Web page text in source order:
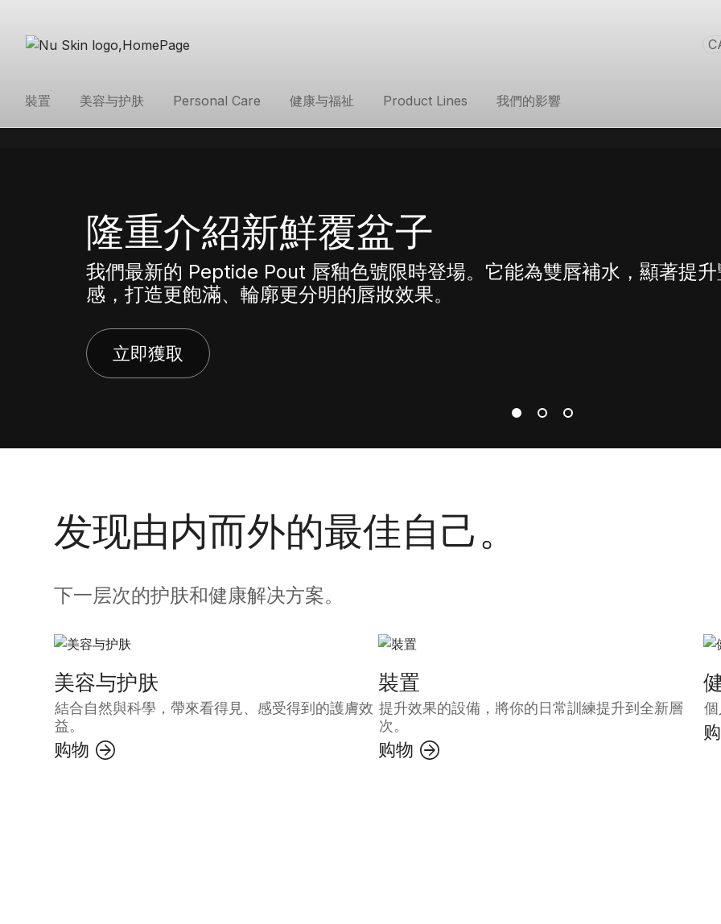
裝置 美容与护肤 Personal Care 健康与福祉 Product Lines 我們的影響
隆重介紹新鮮覆盆子
我們最新的 Peptide Pout 唇釉色號限時登場。它能為雙唇補水，顯著提
感，打造更飽滿、輪廓更分明的唇妝效果。
立即獲取
发现由内而外的最佳自己。
下一层次的护肤和健康解决方案。
美容与护肤
結合自然與科學，帶來看得見、感受得到的護膚效
益。
购物
裝置
提升效果的設備，將你的日常訓練提升到全新層
次。
购物